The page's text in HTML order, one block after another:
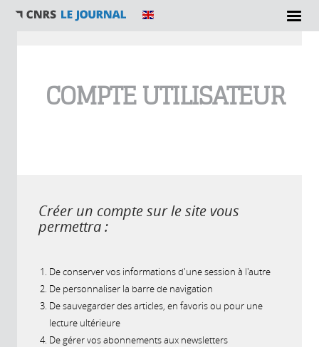
COMPTE UTILISATEUR
Créer un compte sur le site vous
permettra :
De conserver vos informations d'une session à l'autre
De personnaliser la barre de navigation
De sauvegarder des articles, en favoris ou pour une
lecture ultérieure
De gérer vos abonnements aux newsletters